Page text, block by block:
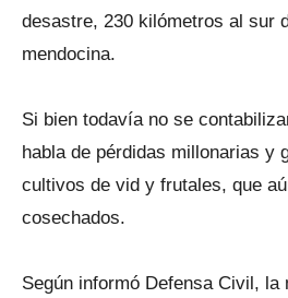
desastre, 230 kilómetros al sur
mendocina.
Si bien todavía no se
habla de pérdidas millonarias y
cultivos de vid y frutales, que
cosechados.
Según informó Defensa Civil, la